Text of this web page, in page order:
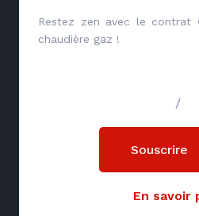
Restez zen avec le contrat
chaudière gaz !
/
Souscrire
En savoir